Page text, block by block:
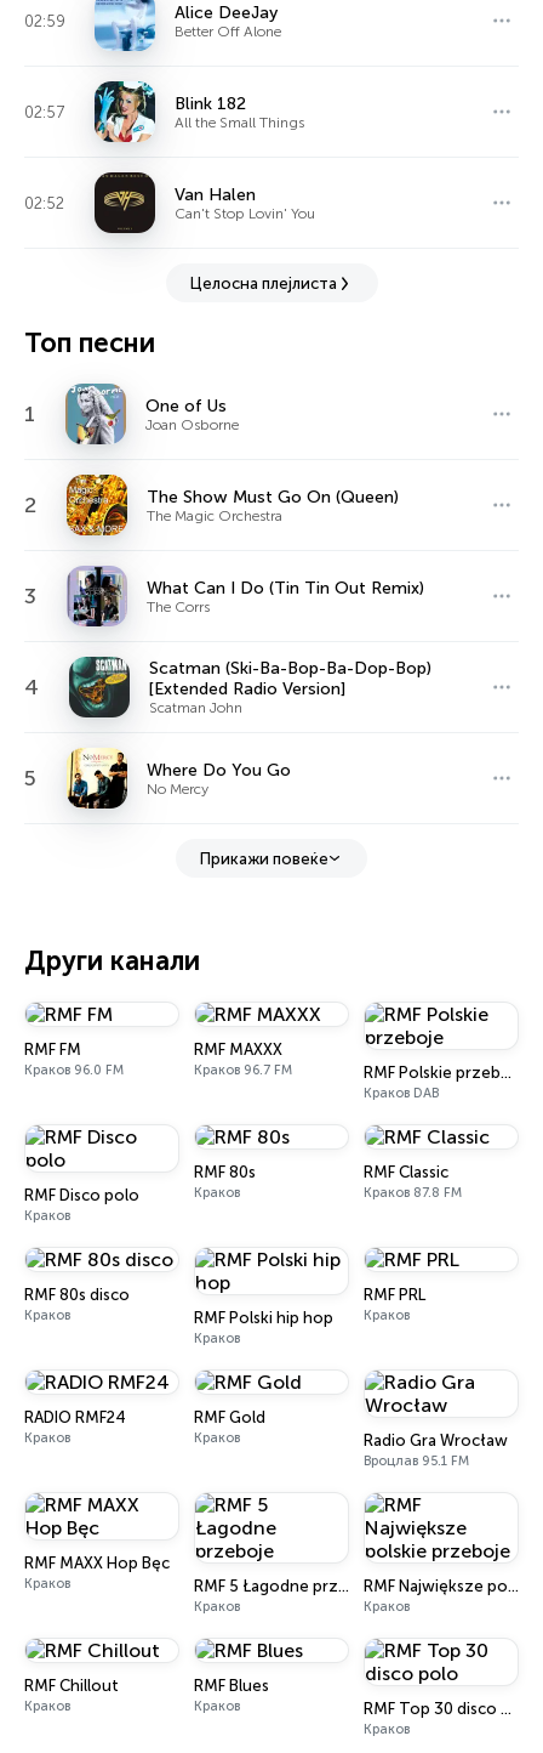
02:59 Alice DeeJay
Better Off Alone
02:57 Blink 182
All the Small Things
02:52 Van Halen
Can't Stop Lovin' You
Целосна плејлиста
Топ песни
1 One of Us
Joan Osborne
2 The Show Must Go On (Queen)
The Magic Orchestra
3 What Can I Do (Tin Tin Out Remix)
The Corrs
4
Scatman (Ski-Ba-Bop-Ba-Dop-Bop)
[Extended Radio Version]
Scatman John
5 Where Do You Go
No Mercy
Прикажи повеќе
Други канали
RMF FM
Краков 96.0 FM
RMF MAXXX
Краков 96.7 FM RMF Polskie przeboje
Краков DAB
RMF Disco polo
Краков
RMF 80s
Краков
RMF Classic
Краков 87.8 FM
RMF 80s disco
Краков RMF Polski hip hop
Краков
RMF PRL
Краков
RADIO RMF24
Краков
RMF Gold
Краков Radio Gra Wrocław
Вроцлав 95.1 FM
RMF MAXX Hop Bęc
Краков RMF 5 Łagodne przeboje
Краков
RMF Największe polskie przeboje
Краков
RMF Chillout
Краков
RMF Blues
Краков RMF Top 30 disco polo
Краков